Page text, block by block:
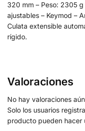
320 mm – Peso: 2305
ajustables – Keymod –
Culata extensible
rígido.
Valoraciones
No hay valoraciones
Solo los usuarios
producto pueden hacer